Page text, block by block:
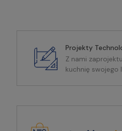
Projekty
Z nami
kuchnię swojego